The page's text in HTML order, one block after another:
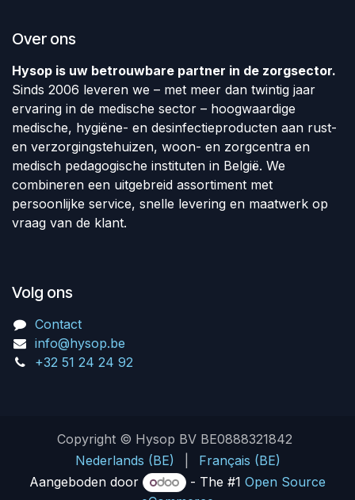
Over ons
Hysop is uw betrouwbare partner in de zorgsector.
Sinds 2006 leveren we – met meer dan twintig jaar
ervaring in de medische sector – hoogwaardige
medische, hygiëne- en desinfectieproducten aan rust-
en verzorgingstehuizen, woon- en zorgcentra en
medisch pedagogische instituten in België. We
combineren een uitgebreid assortiment met
persoonlijke service, snelle levering en maatwerk op
vraag van de klant.
Volg ons
Contact
info@hysop.be
+32 51 24 24 92
Copyright © Hysop BV BE0888321842
Nederlands (BE)
Français (BE)
Aangeboden door
- The #1 Open Source